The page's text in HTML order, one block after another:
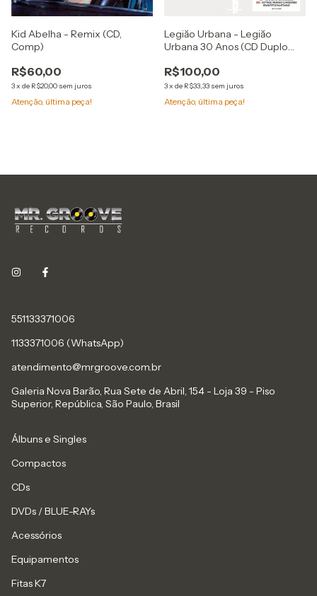
Kid Abelha - Remix (CD,
Comp)
R$60,00
3x de R$20,00 sem juros
Atenção, última peça!
Legiăo Urbana - Legiăo
Urbana 30 Anos (CD Duplo
R$100,00
3x de R$33,33 sem juros
Atenção, última peça!
551133371006
1133371006 (WhatsApp)
atendimento@mrgroove.com.br
Galeria Nova Barão, Rua Sete de Abril, 154 - Loja 39 - Piso
Superior, República, São Paulo, Brasil
Álbuns e Singles
Compactos
CDs
DVDs / BLUE-RAYs
Acessórios
Equipamentos
Fitas K7